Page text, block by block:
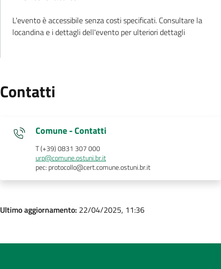
L'evento è accessibile senza costi specificati. Consultare la
locandina e i dettagli dell'evento per ulteriori dettagli.
Contatti
Comune - Contatti
T (+39) 0831 307 000
urp@comune.ostuni.br.it
pec: protocollo@cert.comune.ostuni.br.it
Ultimo aggiornamento: 22/04/2025, 11:36